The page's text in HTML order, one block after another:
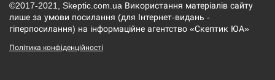
©2017-2021, Skeptic.com.ua Використання матеріалів сайту
лише за умови посилання (для Інтернет-видань -
гіперпосилання) на інформаційне агентство «Скептик ЮА»
Політика конфіденційності